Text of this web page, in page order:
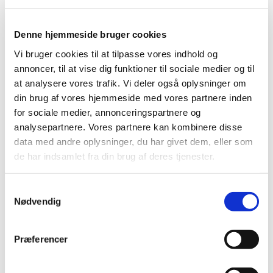
Denne hjemmeside bruger cookies
Vi bruger cookies til at tilpasse vores indhold og
annoncer, til at vise dig funktioner til sociale medier og til
at analysere vores trafik. Vi deler også oplysninger om
din brug af vores hjemmeside med vores partnere inden
for sociale medier, annonceringspartnere og
analysepartnere. Vores partnere kan kombinere disse
data med andre oplysninger, du har givet dem, eller som
de har indsamlet fra din brug af deres tjenester.
Nødvendig
Præferencer
Sognepræst i Tårnby Kirke
Infobrev med plan til forældre
Plan for 8.C
2026
13. september kl. 10: (OBS: søndag)
Opstartsgudstjeneste i Tårnby Kirke for
konfirmander og forældre, efterfølgende
15. september: Opstart på